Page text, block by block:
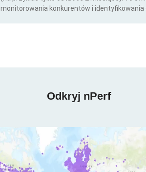
monitorowania konkurentów i identyfikowania
Odkryj nPerf